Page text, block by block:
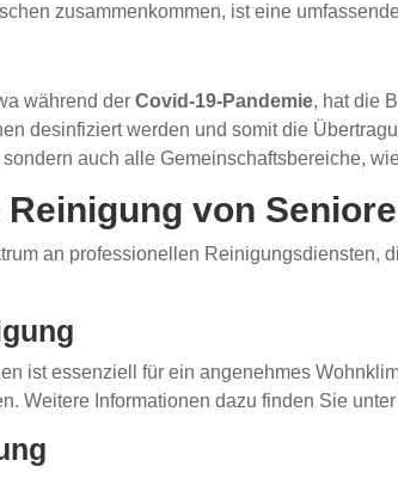
zusammenkommen, ist eine
während derCovid-19-Pandemie, hat die
desinfiziert werden und somit die
auch alle Gemeinschaftsbereiche,
von
an professionellen Reinigungsdiensten,
ist essenziell für ein angenehmes
Weitere Informationen dazu finden Sie